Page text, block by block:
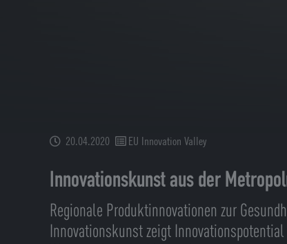
20.04.2020 EU Innovation Valley
Innovationskunst aus der
Regionale Produktinnovationen zur
Innovationskunst zeigt